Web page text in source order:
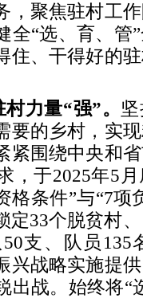
，聚焦驻村工
全“选、育、管
住、干得好的
力量“强”。
要的乡村，实
紧围绕中央和
，于2025年5
格条件”与“7项
定33个脱贫村
支、队员135
兴战略实施提
出战。始终将“